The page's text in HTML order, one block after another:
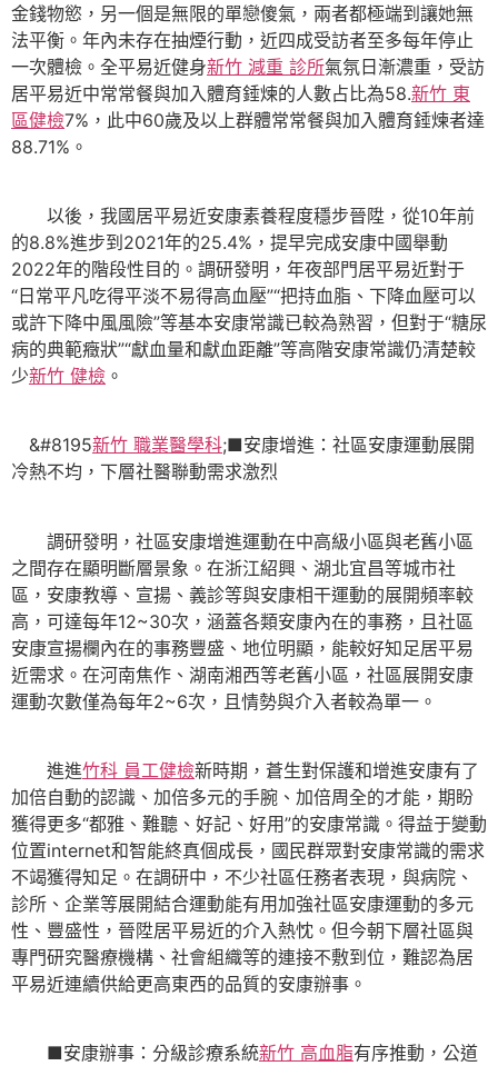
金錢物慾，另一個是無限的單戀傻氣，兩者都極端到讓她無
法平衡。年內未存在抽煙行動，近四成受訪者至多每年停止
一次體檢。全平易近健身新竹 減重 診所氣氛日漸濃重，受訪
居平易近中常常餐與加入體育錘煉的人數占比為58.新竹 東
區健檢7%，此中60歲及以上群體常常餐與加入體育錘煉者達
88.71%。
以後，我國居平易近安康素養程度穩步晉陞，從10年前
的8.8%進步到2021年的25.4%，提早完成安康中國舉動
2022年的階段性目的。調研發明，年夜部門居平易近對于
“日常平凡吃得平淡不易得高血壓”“把持血脂、下降血壓可以
或許下降中風風險”等基本安康常識已較為熟習，但對于“糖尿
病的典範癥狀”“獻血量和獻血距離”等高階安康常識仍清楚較
少新竹 健檢 。
&#8195新竹 職業醫學科;■安康增進：社區安康運動展開
冷熱不均，下層社醫聯動需求激烈
調研發明，社區安康增進運動在中高級小區與老舊小區
之間存在顯明斷層景象。在浙江紹興、湖北宜昌等城市社
區，安康教導、宣揚、義診等與安康相干運動的展開頻率較
高，可達每年12~30次，涵蓋各類安康內在的事務，且社區
安康宣揚欄內在的事務豐盛、地位明顯，能較好知足居平易
近需求。在河南焦作、湖南湘西等老舊小區，社區展開安康
運動次數僅為每年2~6次，且情勢與介入者較為單一。
進進竹科 員工健檢新時期，蒼生對保護和增進安康有了
加倍自動的認識、加倍多元的手腕、加倍周全的才能，期盼
獲得更多“都雅、難聽、好記、好用”的安康常識。得益于變動
位置internet和智能終真個成長，國民群眾對安康常識的需求
不竭獲得知足。在調研中，不少社區任務者表現，與病院、
診所、企業等展開結合運動能有用加強社區安康運動的多元
性、豐盛性，晉陞居平易近的介入熱忱。但今朝下層社區與
專門研究醫療機構、社會組織等的連接不敷到位，難認為居
平易近連續供給更高東西的品質的安康辦事。
■安康辦事：分級診療系統新竹 高血脂有序推動，公道